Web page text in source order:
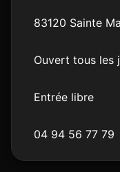
83120 Sainte
Ouvert tous les
Entrée libre
04 94 56 77 79